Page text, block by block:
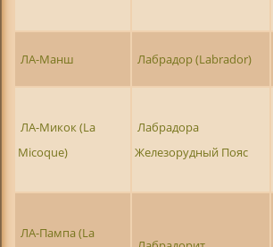
ЛА-Манш Лабрадор (Labrador)
ЛА-Микок (La
Micoque)
Лабрадора
Железорудный Пояс
ЛА-Пампа (La